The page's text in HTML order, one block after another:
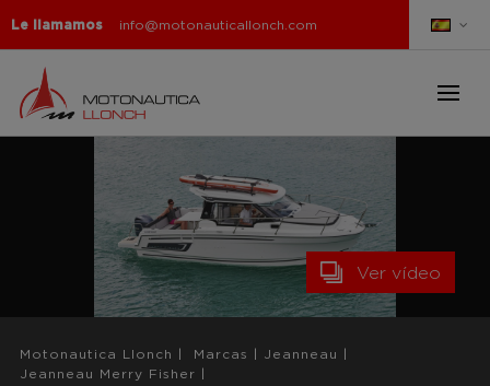
Le llamamos info@motonauticallonch.com
Ver vídeo
Motonautica Llonch Marcas Jeanneau
Jeanneau Merry Fisher